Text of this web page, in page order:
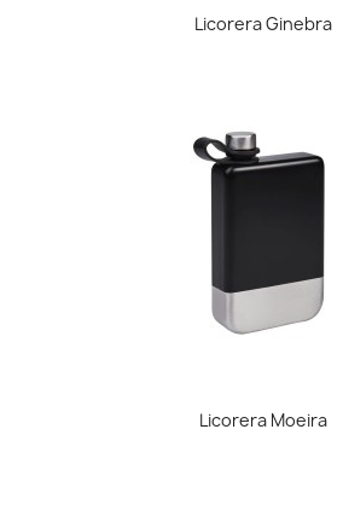
Vista rápida
Licorera Ginebra
Vista rápida
Licorera Moeira